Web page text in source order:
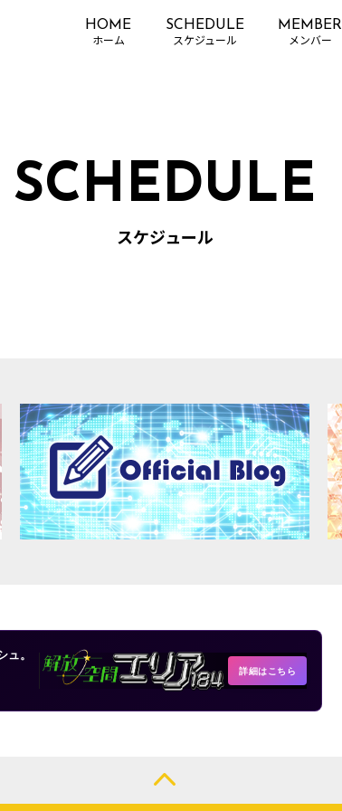
HOME SCHEDULE MEMBER
SCHEDULE
スケジュール
。
詳細はこちら